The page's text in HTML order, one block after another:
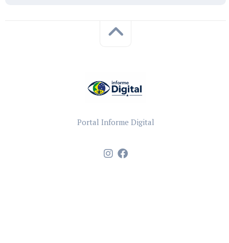
Portal Informe Digital